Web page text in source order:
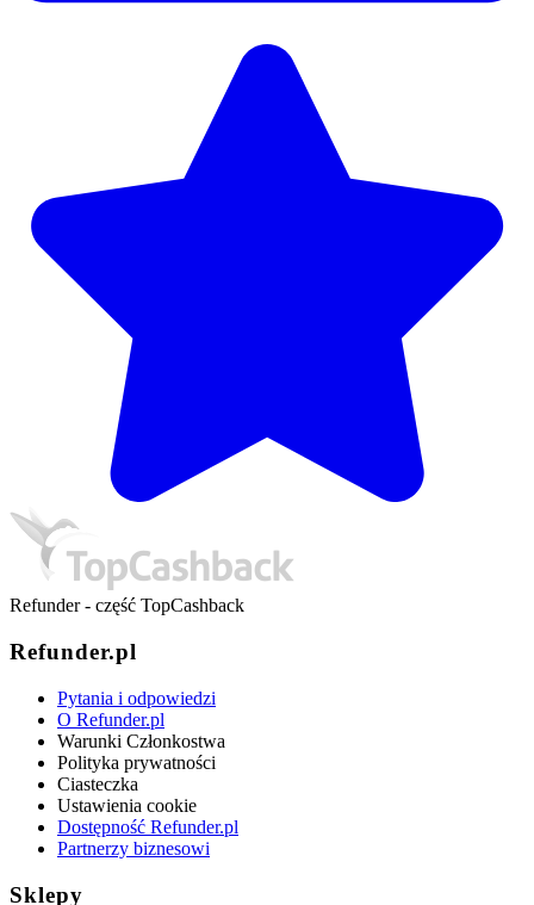
Refunder - część TopCashback
Refunder.pl
Pytania i odpowiedzi
O Refunder.pl
Warunki Członkostwa
Polityka prywatności
Ciasteczka
Ustawienia cookie
Dostępność Refunder.pl
Partnerzy biznesowi
Sklepy